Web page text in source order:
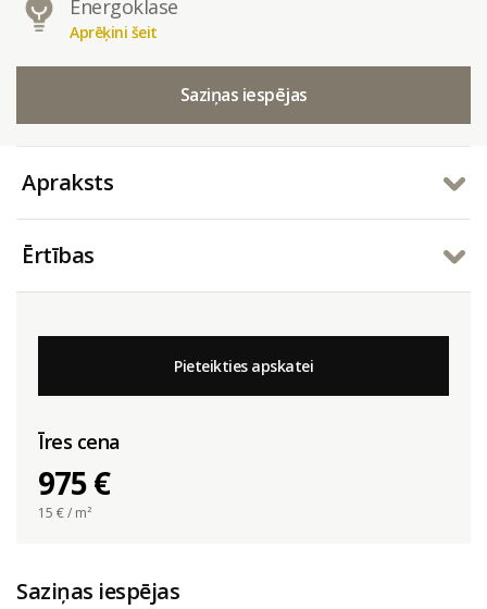
Energoklase
Aprēķini šeit
Saziņas iespējas
Apraksts
Ērtības
Pieteikties apskatei
Īres cena
975 €
15 € / m²
Saziņas iespējas